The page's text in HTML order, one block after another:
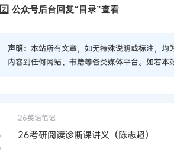
2️⃣ 公众号后台回复“目录”查看
声明： 本站所有文章，如无特殊说明或标注，
内容到任何网站、书籍等各类媒体平台。如若本
26英语笔记
26考研阅读诊断课讲义（陈志超）